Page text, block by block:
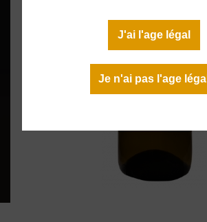
J'ai l'age légal
Je n'ai pas l'age légal